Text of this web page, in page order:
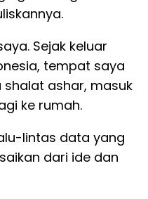
Sejak keluar
tempat saya
shalat ashar, masuk
ke rumah.
lintas data yang
dari ide dan